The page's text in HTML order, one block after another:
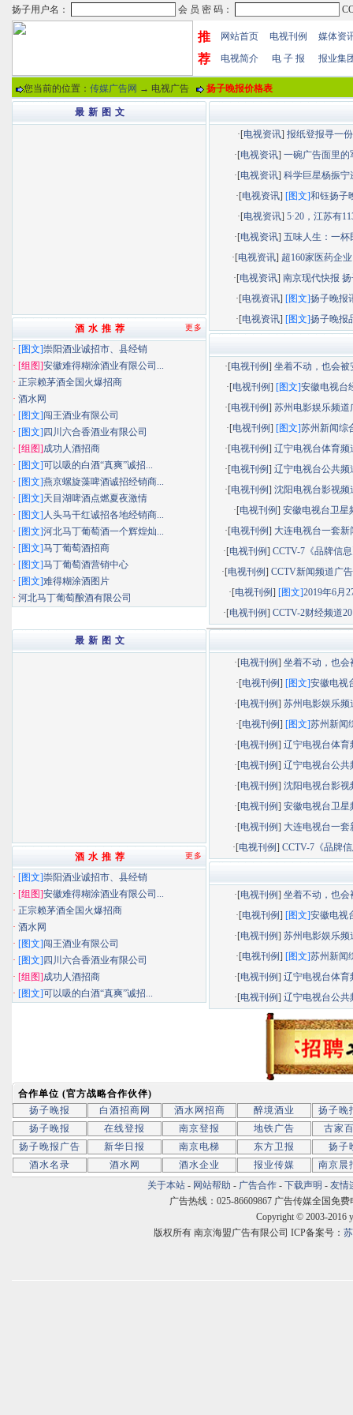
推
荐
网站首页 电视刊例
媒体资
电视简介
电 子 报 报业集
您当前的位置： 传媒广告网 → 电视广告 扬子晚报价格表
·[电视资讯] 报纸登报寻一份
·[电视资讯]一碗广告面里的
·[电视资讯]科学巨星杨振宁
·[电视资讯] [图文]和钰扬子
·[电视资讯]5·20，江苏有
·[电视资讯]五味人生：一杯
·[电视资讯] 超160家医药企
·[电视资讯] 南京现代快报 扬
·[电视资讯] [图文]扬子晚报
·[电视资讯] [图文]扬子晚报
·[电视刊例]坐着不动，也会被
·[电视刊例] [图文]安徽电视台
·[电视刊例]苏州电影娱乐频道
·[电视刊例] [图文]苏州新闻综
·[电视刊例]辽宁电视台体育频
·[电视刊例]辽宁电视台公共频
·[电视刊例]沈阳电视台影视频
·[电视刊例] 安徽电视台卫星
·[电视刊例] 大连电视台一套新
·[电视刊例] CCTV-7《品牌信
·[电视刊例]CCTV新闻频道广
·[电视刊例] [图文]2019年6月
·[电视刊例] CCTV-2财经频道
最 新 图 文
更多
酒 水 推 荐
· [图文]崇阳酒业诚招市、县经销
· [组图]安徽难得糊涂酒业有限公司...
· 正宗赖茅酒全国火爆招商
· 酒水网
· [图文]闯王酒业有限公司
· [图文] 四川六合香酒业有限公司
· [组图]成功人酒招商
· [图文]可以吸的白酒“真爽”诚招...
· [图文]燕京螺旋藻啤酒诚招经销商...
· [图文]天目湖啤酒点燃夏夜激情
· [图文] 人头马干红诚招各地经销商...
· [图文]河北马丁葡萄酒一个辉煌灿...
· [图文]马丁葡萄酒招商
· [图文]马丁葡萄酒营销中心
· [图文]难得糊涂酒图片
· 河北马丁葡萄酿酒有限公司
·[电视刊例]坐着不动，也会
·[电视刊例] [图文]安徽电视
·[电视刊例]苏州电影娱乐频
·[电视刊例] [图文]苏州新闻
·[电视刊例]辽宁电视台体育
·[电视刊例]辽宁电视台公共
·[电视刊例]沈阳电视台影视
·[电视刊例]安徽电视台卫星
·[电视刊例] 大连电视台一套
·[电视刊例] CCTV-7《品牌
·[电视刊例]坐着不动，也会
·[电视刊例] [图文]安徽电视
·[电视刊例]苏州电影娱乐频
·[电视刊例] [图文]苏州新闻
·[电视刊例]辽宁电视台体育
·[电视刊例]辽宁电视台公共
最 新 图 文
更多
酒 水 推 荐
· [图文]崇阳酒业诚招市、县经销
· [组图]安徽难得糊涂酒业有限公司...
· 正宗赖茅酒全国火爆招商
· 酒水网
· [图文]闯王酒业有限公司
· [图文] 四川六合香酒业有限公司
· [组图]成功人酒招商
· [图文]可以吸的白酒“真爽”诚招...
合作单位 (官方战略合作伙伴)
扬子晚报
白酒招商网 酒水网招商 醉境酒业
扬子晚
扬子晚报
在线登报 南京登报 地铁广告
古家
扬子晚报广告
新华日报 南京电梯 东方卫报
扬子
酒水名录
酒水网 酒水企业 报业传媒
南京晨
关于本站 - 网站帮助 - 广告合作 - 下载声明 - 友情
广告热线：025-86609867 广告传媒全国免费
Copyright © 2003-2016
版权所有 南京海盟广告有限公司 ICP备案号：